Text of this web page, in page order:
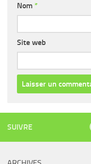
Nom *
Site web
SUIVRE